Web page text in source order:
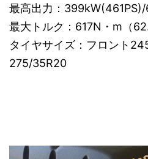
最高出力：
最大トルク：617N・m（
タイヤサイズ：フロント
275/35R20